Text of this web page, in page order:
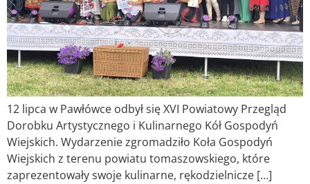
12 lipca w Pawłówce odbył się XVI Powiatowy Przegląd
Dorobku Artystycznego i Kulinarnego Kół Gospodyń
Wiejskich. Wydarzenie zgromadziło Koła Gospodyń
Wiejskich z terenu powiatu tomaszowskiego, które
zaprezentowały swoje kulinarne, rękodzielnicze […]